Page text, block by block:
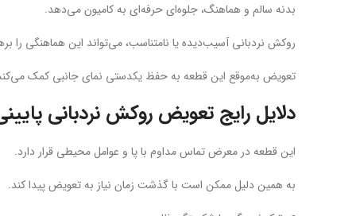
بدنه سالم و هماهنگ، جلوه‌ای حرفه‌ای به کامیون می‌دهد.
روکش نردبانی آسیب‌دیده یا نامتناسب، می‌تواند این هماهنگی را
تعویض به‌موقع این قطعه به حفظ یکدستی نمای جانبی کمک
دلایل رایج تعویض روکش نردبانی
این قطعه در معرض تماس مداوم با پا و عوامل محیطی قرار دارد.
به همین دلیل ممکن است با گذشت زمان نیاز به تعویض پیدا کند.